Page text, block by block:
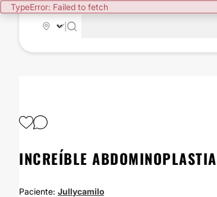
TypeError: Failed to fetch
INCREÍBLE
Paciente: Jullycamilo